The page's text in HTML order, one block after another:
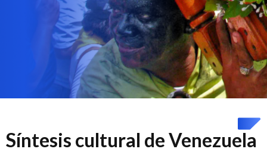
Síntesis cultural de Venezuela